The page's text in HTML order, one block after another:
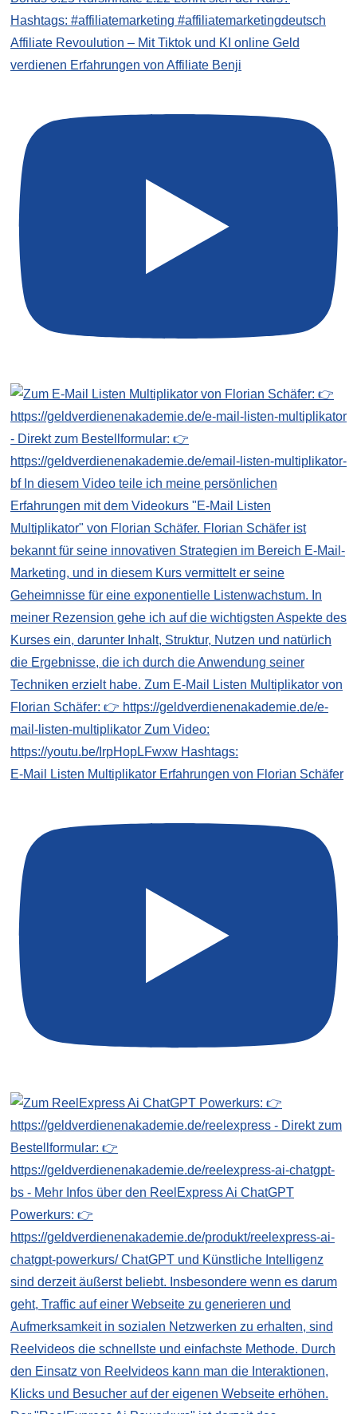
Affiliate Revoulution – Mit Tiktok und KI online Geld
verdienen Erfahrungen von Affiliate Benji
E-Mail Listen Multiplikator Erfahrungen von Florian Schäfer